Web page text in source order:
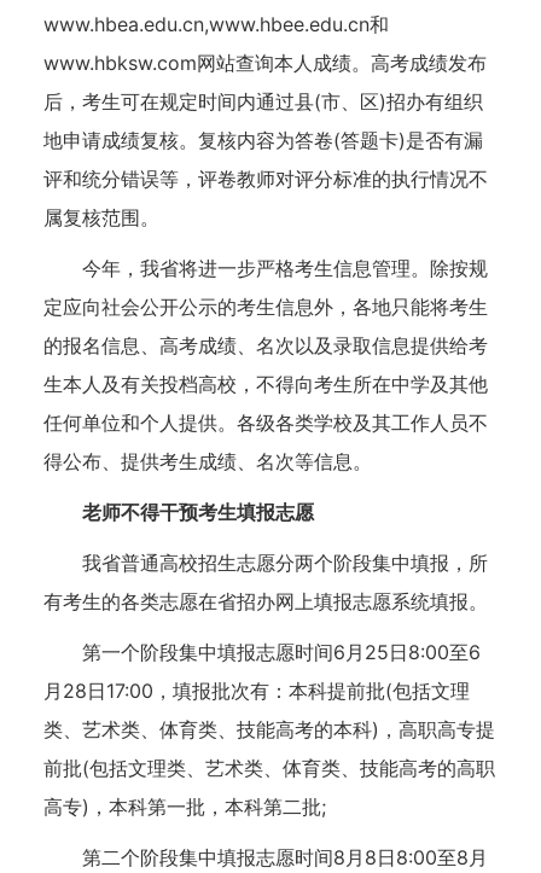
www.hbea.edu.cn,www.hbee.edu.cn和
www.hbksw.com网站查询本人成绩。高考成绩发布
后，考生可在规定时间内通过县(市、区)招办有组织
地申请成绩复核。复核内容为答卷(答题卡)是否有漏
评和统分错误等，评卷教师对评分标准的执行情况不
属复核范围。
今年，我省将进一步严格考生信息管理。除按规
定应向社会公开公示的考生信息外，各地只能将考生
的报名信息、高考成绩、名次以及录取信息提供给考
生本人及有关投档高校，不得向考生所在中学及其他
任何单位和个人提供。各级各类学校及其工作人员不
得公布、提供考生成绩、名次等信息。
老师不得干预考生填报志愿
我省普通高校招生志愿分两个阶段集中填报，所
有考生的各类志愿在省招办网上填报志愿系统填报。
第一个阶段集中填报志愿时间6月25日8:00至6
月28日17:00，填报批次有：本科提前批(包括文理
类、艺术类、体育类、技能高考的本科)，高职高专提
前批(包括文理类、艺术类、体育类、技能高考的高职
高专)，本科第一批，本科第二批;
第二个阶段集中填报志愿时间8月8日8:00至8月